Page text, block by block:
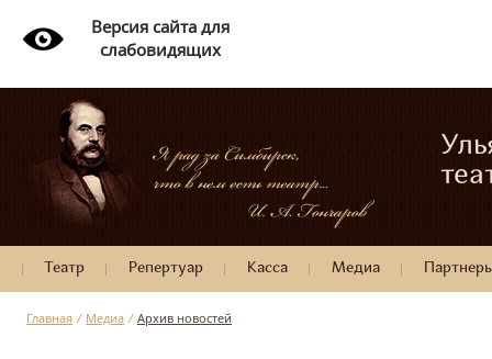
Версия сайта для
слабовидящих
Театр Репертуар Касса Медиа
Главная / Медиа / Архив новостей